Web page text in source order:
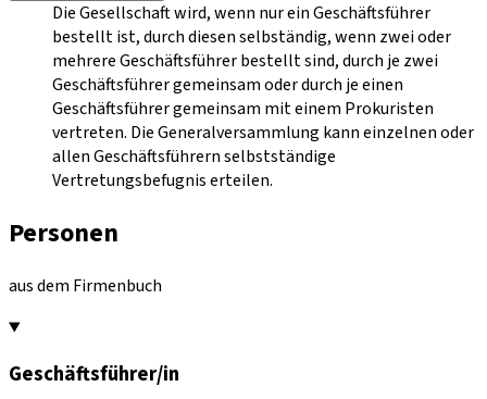
Die Gesellschaft wird, wenn nur ein Geschäftsführer
bestellt ist, durch diesen selbständig, wenn zwei oder
mehrere Geschäftsführer bestellt sind, durch je zwei
Geschäftsführer gemeinsam oder durch je einen
Geschäftsführer gemeinsam mit einem Prokuristen
vertreten. Die Generalversammlung kann einzelnen oder
allen Geschäftsführern selbstständige
Vertretungsbefugnis erteilen.
Personen
aus dem Firmenbuch
Geschäftsführer/in